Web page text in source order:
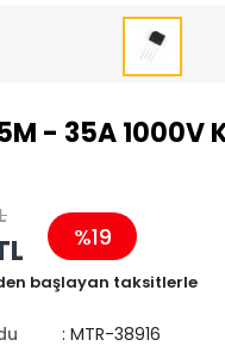
- 35A 1000V
%19
başlayan taksitlerle
: MTR-38916